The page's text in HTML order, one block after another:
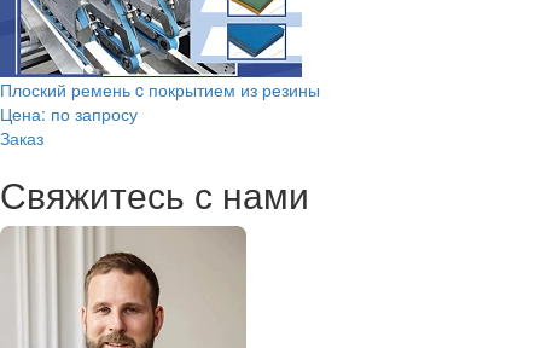
Плоский ремень c покрытием из резины
Цена: по запросу
Заказ
Свяжитесь с нами